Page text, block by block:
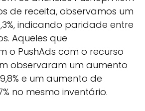
de receita, observamos um
indicando paridade entre
Aqueles que
o PushAds com o recurso
observaram um aumento
e um aumento de
no mesmo inventário.